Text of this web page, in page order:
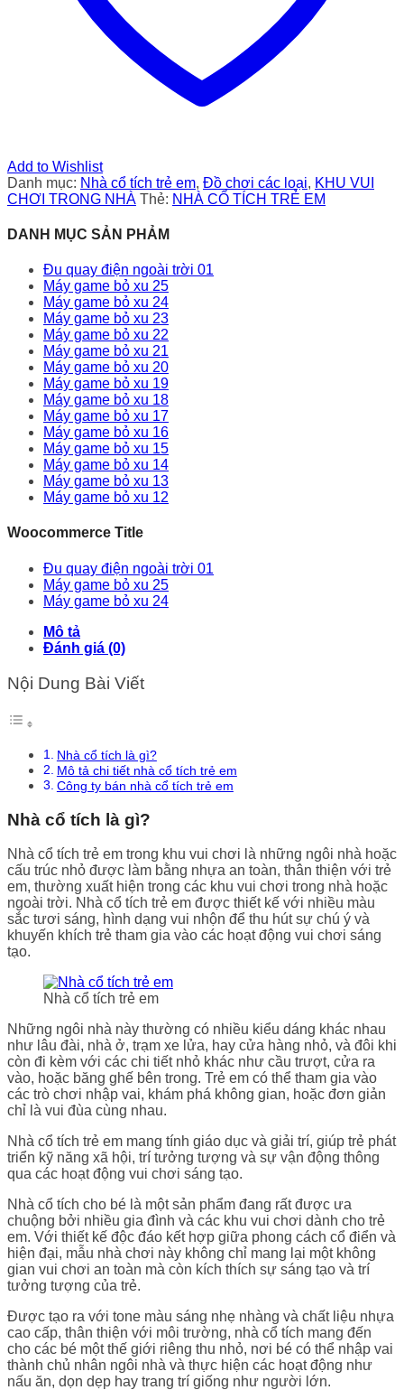
Add to Wishlist
Danh mục: Nhà cổ tích trẻ em, Đồ chơi các loại, KHU VUI
CHƠI TRONG NHÀ Thẻ: NHÀ CỔ TÍCH TRẺ EM
DANH MỤC SẢN PHẢM
Đu quay điện ngoài trời 01
Máy game bỏ xu 25
Máy game bỏ xu 24
Máy game bỏ xu 23
Máy game bỏ xu 22
Máy game bỏ xu 21
Máy game bỏ xu 20
Máy game bỏ xu 19
Máy game bỏ xu 18
Máy game bỏ xu 17
Máy game bỏ xu 16
Máy game bỏ xu 15
Máy game bỏ xu 14
Máy game bỏ xu 13
Máy game bỏ xu 12
Woocommerce Title
Đu quay điện ngoài trời 01
Máy game bỏ xu 25
Máy game bỏ xu 24
Mô tả
Đánh giá (0)
Nội Dung Bài Viết
Nhà cổ tích là gì?
Mô tả chi tiết nhà cổ tích trẻ em
Công ty bán nhà cổ tích trẻ em
Nhà cổ tích là gì?
Nhà cổ tích trẻ em trong khu vui chơi là những ngôi nhà hoặc
cấu trúc nhỏ được làm bằng nhựa an toàn, thân thiện với trẻ
em, thường xuất hiện trong các khu vui chơi trong nhà hoặc
ngoài trời. Nhà cổ tích trẻ em được thiết kế với nhiều màu
sắc tươi sáng, hình dạng vui nhộn để thu hút sự chú ý và
khuyến khích trẻ tham gia vào các hoạt động vui chơi sáng
tạo.
Nhà cổ tích trẻ em
Những ngôi nhà này thường có nhiều kiểu dáng khác nhau
như lâu đài, nhà ở, trạm xe lửa, hay cửa hàng nhỏ, và đôi khi
còn đi kèm với các chi tiết nhỏ khác như cầu trượt, cửa ra
vào, hoặc băng ghế bên trong. Trẻ em có thể tham gia vào
các trò chơi nhập vai, khám phá không gian, hoặc đơn giản
chỉ là vui đùa cùng nhau.
Nhà cổ tích trẻ em mang tính giáo dục và giải trí, giúp trẻ phát
triển kỹ năng xã hội, trí tưởng tượng và sự vận động thông
qua các hoạt động vui chơi sáng tạo.
Nhà cổ tích cho bé là một sản phẩm đang rất được ưa
chuộng bởi nhiều gia đình và các khu vui chơi dành cho trẻ
em. Với thiết kế độc đáo kết hợp giữa phong cách cổ điển và
hiện đại, mẫu nhà chơi này không chỉ mang lại một không
gian vui chơi an toàn mà còn kích thích sự sáng tạo và trí
tưởng tượng của trẻ.
Được tạo ra với tone màu sáng nhẹ nhàng và chất liệu nhựa
cao cấp, thân thiện với môi trường, nhà cổ tích mang đến
cho các bé một thế giới riêng thu nhỏ, nơi bé có thể nhập vai
thành chủ nhân ngôi nhà và thực hiện các hoạt động như
nấu ăn, dọn dẹp hay trang trí giống như người lớn.